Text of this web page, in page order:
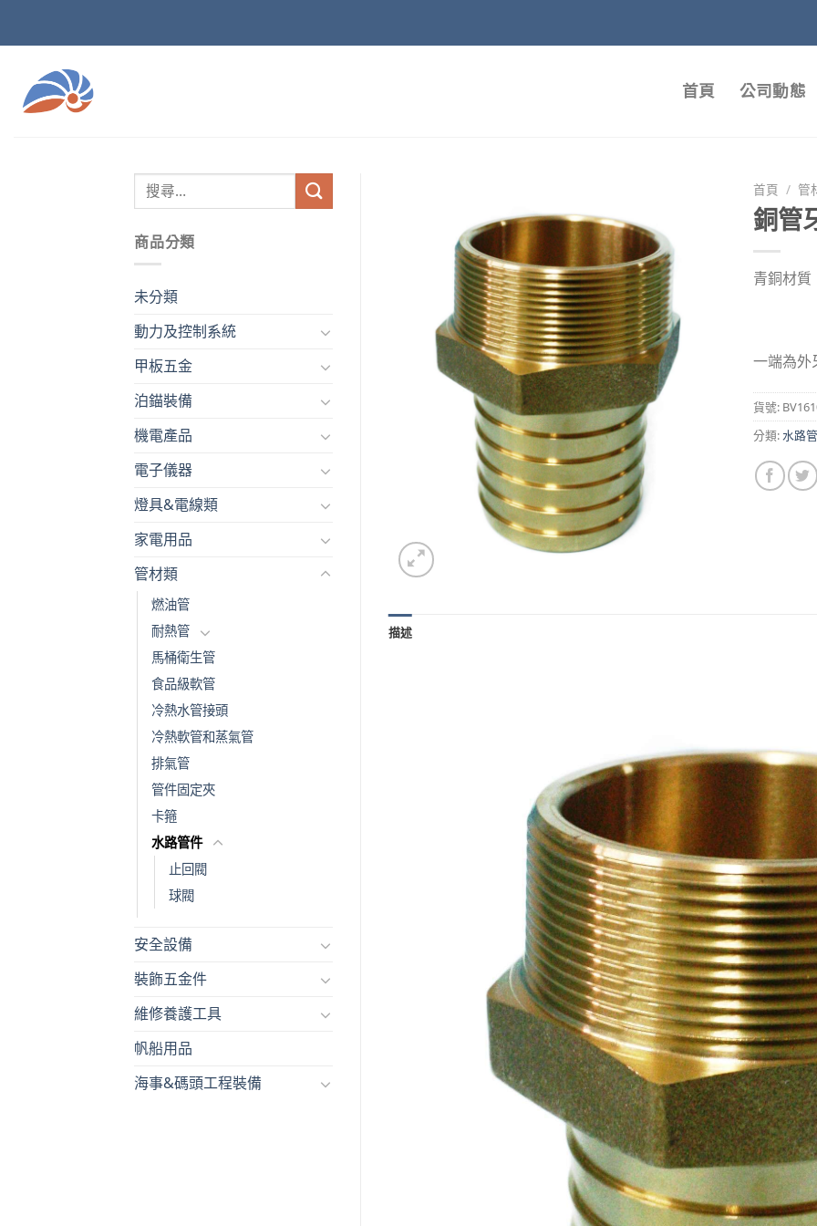
首頁 公司動態
商品分類
未分類
動力及控制系統
甲板五金
泊錨裝備
機電產品
電子儀器
燈具&電線類
家電用品
管材類
燃油管
耐熱管
馬桶衛生管
食品級軟管
冷熱水管接頭
冷熱軟管和蒸氣管
排氣管
管件固定夾
卡箍
水路管件
止回閥
球閥
安全設備
裝飾五金件
維修養護工具
帆船用品
海事&碼頭工程裝備
首頁 / 管
銅管
青銅材質
一端為外
貨號:
分類:水路
描述